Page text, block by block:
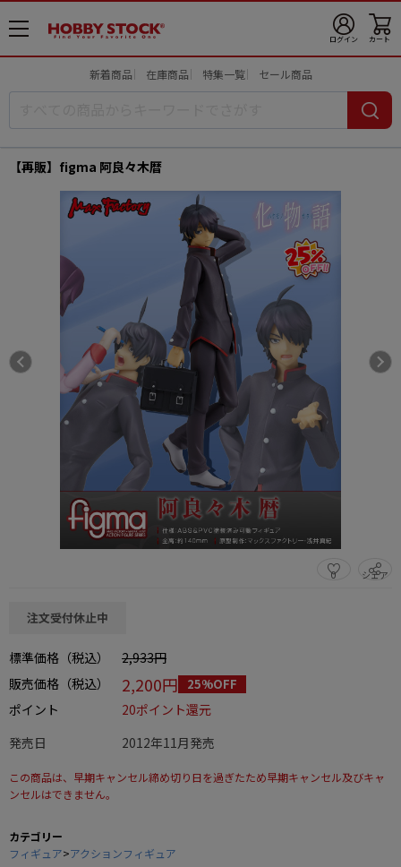
メ
ニ
ログイン カート
新着商品 在庫商品 特集一覧 セール商品
【再販】figma 阿良々木暦
0 シェア
この商品をシェアする
注文受付休止中
標準価格（税込）
2,933円
販売価格（税込）
2,200円 25%OFF
ポイント
20ポイント還元
発売日
2012年11月発売
この商品は、早期キャンセル締め切り日を過ぎたため早期キャンセル及びキャ
ンセルはできません。
カテゴリー
フィギュア>アクションフィギュア